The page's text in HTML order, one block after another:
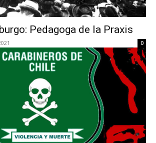
Pedagoga de la Praxis
0